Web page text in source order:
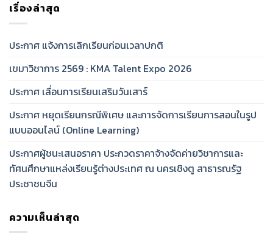
เรื่องล่าสุด
ประกาศ แจ้งการเลิกเรียนก่อนเวลาปกติ
เขมาวิชาการ 2569 : KMA Talent Expo 2026
ประกาศ เลื่อนการเรียนเสริมวันเสาร์
ประกาศ หยุดเรียนกรณีพิเศษ และการจัดการเรียนการสอนในรูป
แบบออนไลน์ (Online Learning)
ประกาศผู้ชนะเสนอราคา ประกวดราคาจ้างจัดค่ายวิชาการและ
ทัศนศึกษาแหล่งเรียนรู้ต่างประเทศ ณ นครเชิงตู สาธารณรัฐ
ประชาชนจีน
ความเห็นล่าสุด